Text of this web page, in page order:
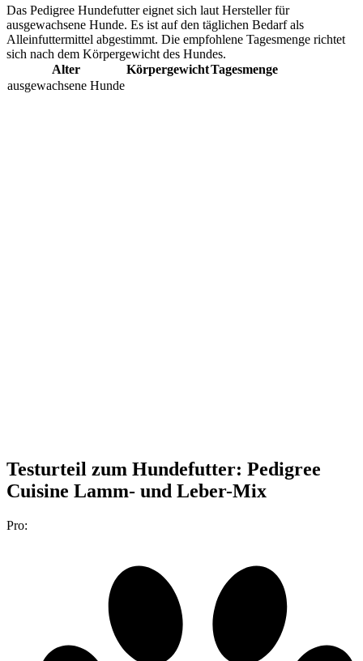
Das Pedigree Hundefutter eignet sich laut Hersteller für
ausgewachsene Hunde. Es ist auf den täglichen Bedarf als
Alleinfuttermittel abgestimmt. Die empfohlene Tagesmenge richtet
sich nach dem Körpergewicht des Hundes.
Alter
KörpergewichtTagesmenge
ausgewachsene Hunde
Testurteil zum Hundefutter: Pedigree
Cuisine Lamm- und Leber-Mix
Pro: